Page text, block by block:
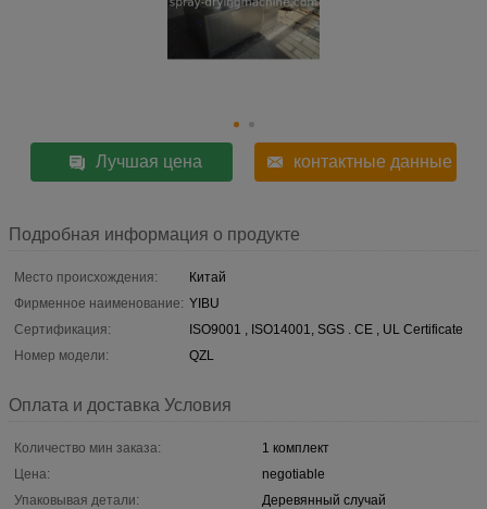
Лучшая цена контактные данные
Подробная информация о продукте
Место происхождения:
Китай
Фирменное наименование: YIBU
Сертификация:
ISO9001 , ISO14001, SGS . CE , UL Certificate
Номер модели:
QZL
Оплата и доставка Условия
Количество мин заказа:
1 комплект
Цена:
negotiable
Упаковывая детали:
Деревянный случай